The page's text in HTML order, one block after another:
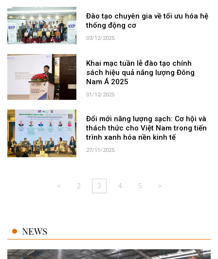
Đào tạo chuyên gia về tối ưu hóa hệ
thống động cơ
03/12/2025
Khai mạc tuần lễ đào tạo chính
sách hiệu quả năng lượng Đông
Nam Á 2025
01/12/2025
Đổi mới năng lượng sạch: Cơ hội và
thách thức cho Việt Nam trong tiến
trình xanh hóa nền kinh tế
27/11/2025
< 2 3 4 5 >
NEWS